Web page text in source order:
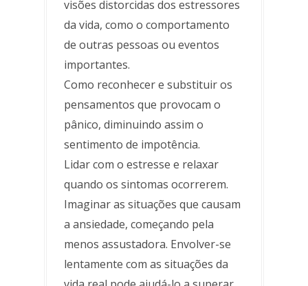
visões distorcidas dos estressores
da vida, como o comportamento
de outras pessoas ou eventos
importantes.
Como reconhecer e substituir os
pensamentos que provocam o
pânico, diminuindo assim o
sentimento de impotência.
Lidar com o estresse e relaxar
quando os sintomas ocorrerem.
Imaginar as situações que causam
a ansiedade, começando pela
menos assustadora. Envolver-se
lentamente com as situações da